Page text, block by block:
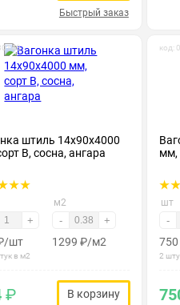
Быстрый заказ
штиль 14х90х4000
В, сосна, ангара
+
/шт
в м2
м2
- +
1299 ₽/м2
₽ В корзину
код:
мм,
шт
-
750
2